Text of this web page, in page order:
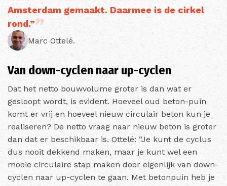
Amsterdam gemaakt. Daarmee is de cirkel
rond.”
Marc Ottelé.
Van down-cyclen naar up-cyclen
Dat het netto bouwvolume groter is dan wat er
gesloopt wordt, is evident. Hoeveel oud beton-puin
komt er vrij en hoeveel nieuw circulair beton kun je
realiseren? De netto vraag naar nieuw beton is groter
dan dat er beschikbaar is. Ottelé: “Je kunt de cyclus
dus nooit dekkend maken, maar je kunt wel een
mooie circulaire stap maken door eigenlijk van down-
cyclen naar up-cyclen te gaan. Met betonpuin heb je